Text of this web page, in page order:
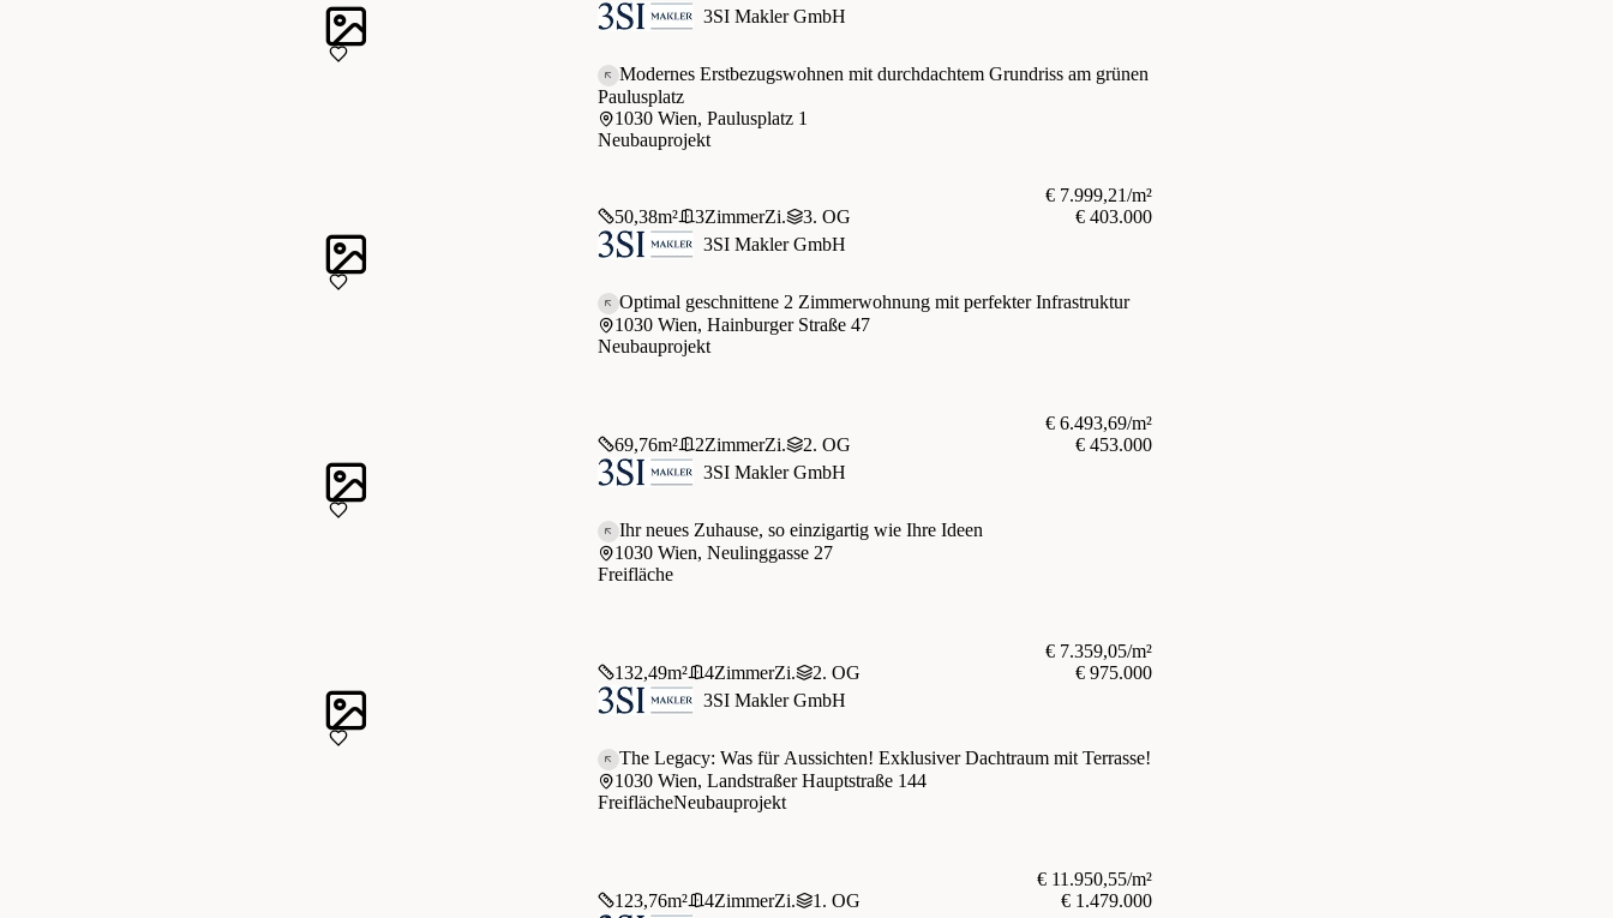
Modernes Erstbezugswohnen mit durchdachtem Grundriss am grünen
Paulusplatz
1030 Wien, Paulusplatz 1
Neubauprojekt
50,38m² 3ZimmerZi. 3. OG
€ 7.999,21/m²
€ 403.000
3SI Makler GmbH
Optimal geschnittene 2 Zimmerwohnung mit perfekter Infrastruktur
1030 Wien, Hainburger Straße 47
Neubauprojekt
69,76m² 2ZimmerZi. 2. OG
€ 6.493,69/m²
€ 453.000
3SI Makler GmbH
Ihr neues Zuhause, so einzigartig wie Ihre Ideen
1030 Wien, Neulinggasse 27
Freifläche
132,49m² 4ZimmerZi. 2. OG
€ 7.359,05/m²
€ 975.000
3SI Makler GmbH
The Legacy: Was für Aussichten! Exklusiver Dachtraum mit Terrasse!
1030 Wien, Landstraßer Hauptstraße 144
FreiflächeNeubauprojekt
123,76m² 4ZimmerZi. 1. OG
€ 11.950,55/m²
€ 1.479.000
3SI Makler GmbH